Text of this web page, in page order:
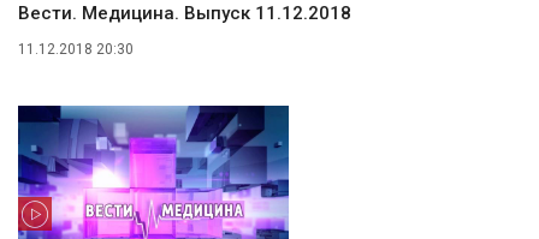
Вести. Медицина. Выпуск 11.12.2018
11.12.2018 20:30